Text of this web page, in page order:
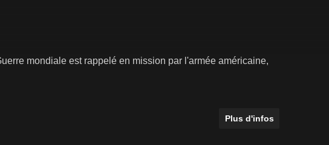
mondiale est rappelé en mission par l'armée américaine,
Plus d'infos